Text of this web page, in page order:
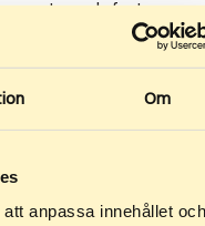
Om
anpassa innehållet och
– selv for tyngre
brukes blant
hvor
Disse hjulene har en
deg som vil ha det